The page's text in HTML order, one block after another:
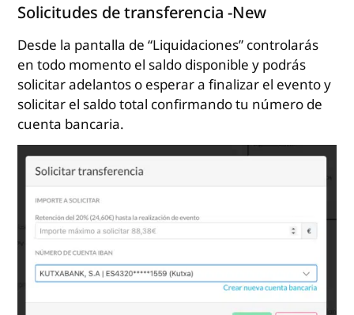
Solicitudes de transferencia -New
Desde la pantalla de “Liquidaciones” controlarás
en todo momento el saldo disponible y podrás
solicitar adelantos o esperar a finalizar el evento y
solicitar el saldo total confirmando tu número de
cuenta bancaria.